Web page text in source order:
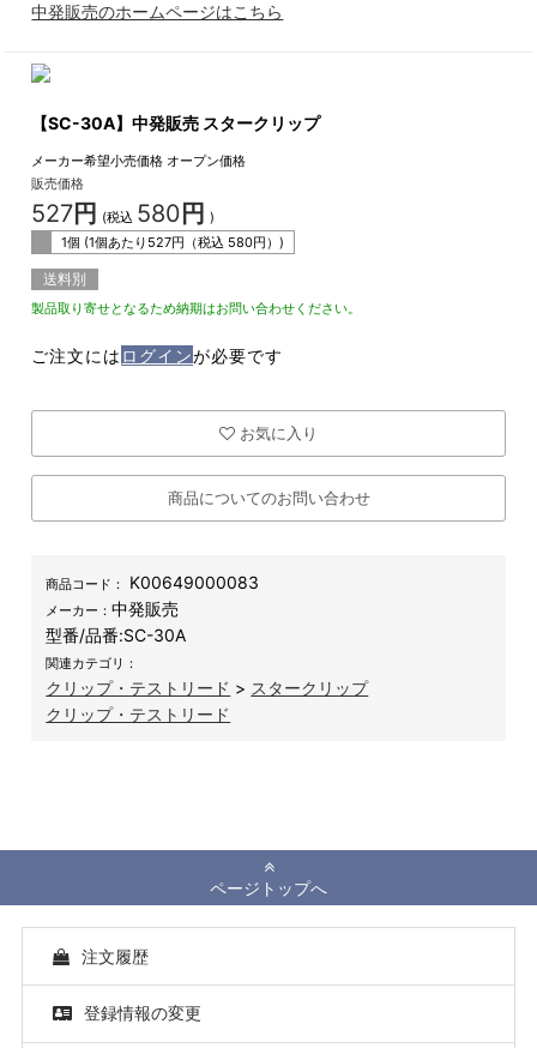
中発販売のホームページはこちら
【SC-30A】中発販売 スタークリップ
メーカー希望小売価格 オープン価格
販売価格
527円 (税込 580 円 )
1個 (1個あたり 527円（税込 580円）)
送料別
製品取り寄せとなるため納期はお問い合わせください。
ご注文には ログインが必要です
お気に入り
商品についてのお問い合わせ
商品コード： K00649000083
メーカー：中発販売
型番/品番:SC-30A
関連カテゴリ：
クリップ・テストリード > スタークリップ
クリップ・テストリード
ページトップへ
注文履歴
登録情報の変更